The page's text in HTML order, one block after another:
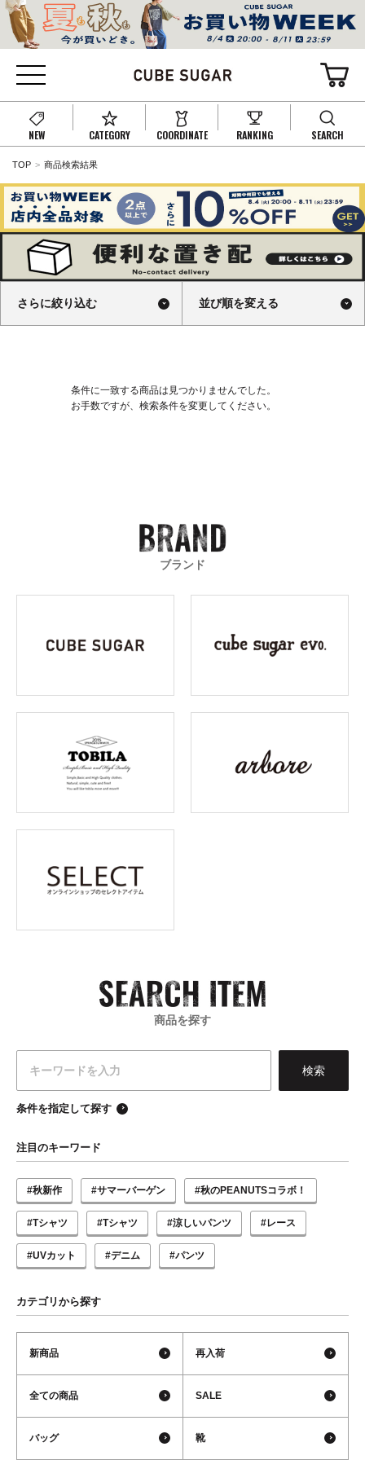
NEW CATEGORY COORDINATE RANKING SEARCH
TOP 商品検索結果
さらに絞り込む 並び順を変える
条件に一致する商品は見つかりませんでした。
お手数ですが、検索条件を変更してください。
ブランド
商品を探す
条件を指定して探す
注目のキーワード
#秋新作 #サマーバーゲン #秋のPEANUTSコラボ！
#Tシャツ #Tシャツ #涼しいパンツ #レース
#UVカット #デニム #パンツ
カテゴリから探す
新商品 再入荷
全ての商品 SALE
バッグ 靴